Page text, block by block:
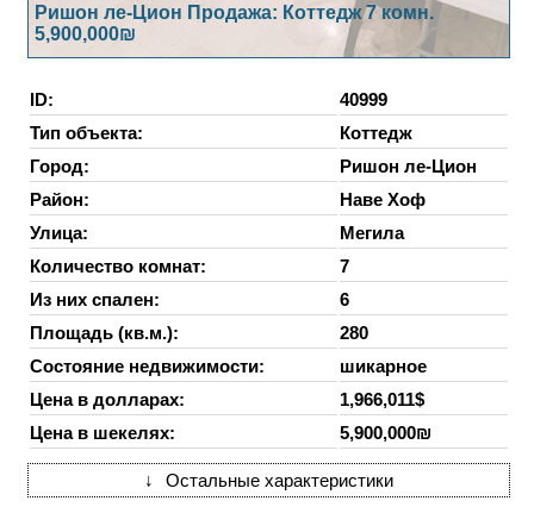
Ришон ле-Цион Продажа: Коттедж 7 комн.
5,900,000₪
ID:
40999
Тип объекта:
Коттедж
Город:
Ришон ле-Цион
Район:
Наве Хоф
Улица:
Мегила
Количество комнат:
7
Из них спален:
6
Площадь (кв.м.):
280
Состояние недвижимости:
шикарное
Цена в долларах:
1,966,011$
Цена в шекелях:
5,900,000₪
↓ Остальные характеристики